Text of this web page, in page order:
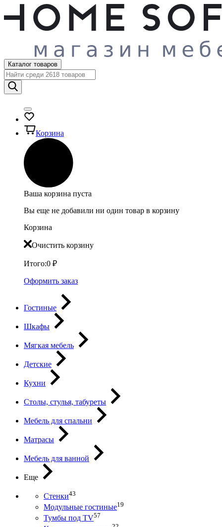
Каталог товаров
Корзина
Ваша корзина пуста
Вы еще не добавили ни один товар в корзину
Корзина
Очистить корзину
Итого:0 ₽
Оформить заказ
Гостиные
Шкафы
Мягкая мебель
Детские
Кухни
Столы, стулья, табуреты
Мебель для спальни
Матрасы
Мебель для ванной
Еще
Стенки43
Модульные гостиные19
Тумбы под ТV57